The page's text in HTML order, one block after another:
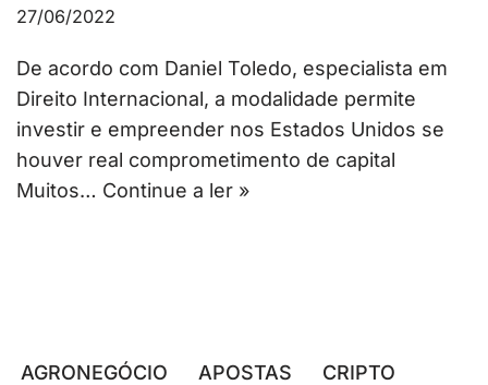
27/06/2022
De acordo com Daniel Toledo, especialista em
Direito Internacional, a modalidade permite
investir e empreender nos Estados Unidos se
houver real comprometimento de capital
Muitos… Continue a ler »
AGRONEGÓCIO APOSTAS
CRIPTO